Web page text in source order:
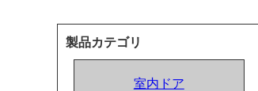
製品カテゴリ
室内ドア